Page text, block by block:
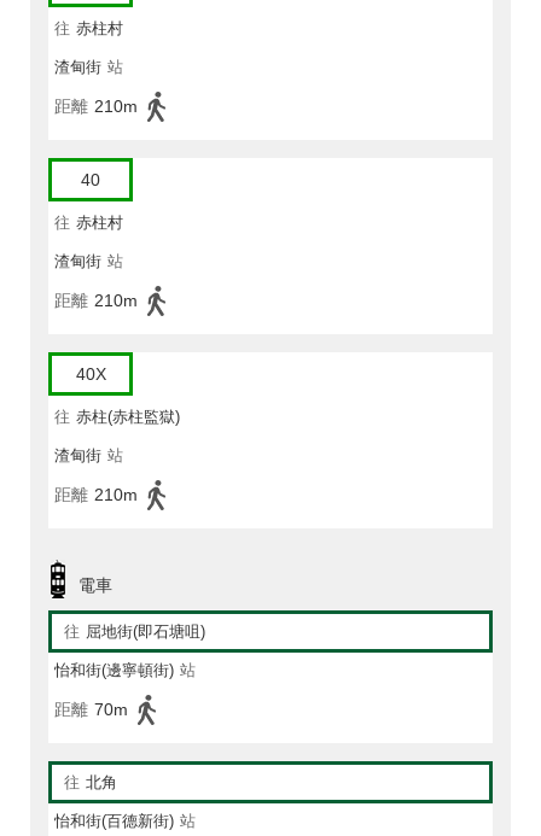
往 赤柱村
渣甸街 站
距離 210m
40
往 赤柱村
渣甸街 站
距離 210m
40X
往 赤柱(赤柱監獄)
渣甸街 站
距離 210m
電車
往 屈地街(即石塘咀)
怡和街(邊寧頓街) 站
距離 70m
往 北角
怡和街(百德新街) 站